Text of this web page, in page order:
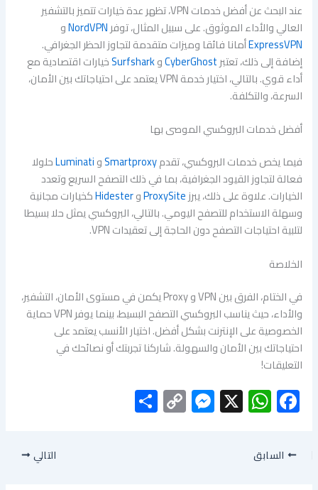
عند البحث عن أفضل خدمات VPN، تظهر عدة خيارات تتميز بالتشفير
العالي والأداء الموثوق. على سبيل المثال، توفرNordVPNو
ExpressVPNأمانا فائقا وميزات متقدمة لتجاوز الحظر الجغرافي.
إضافة إلى ذلك، تعتبرCyberGhostوSurfsharkخيارات اقتصادية مع
أداء قوي. بالتالي، اختيار خدمة VPN يعتمد على احتياجاتك بين الأمان،
السرعة، والتكلفة.
أفضل خدمات البروكسي الموصى بها
فيما يخص خدمات البروكسي، تقدمSmartproxyوLuminatiحلولا
فعالة لتجاوز القيود الجغرافية، بما في ذلك التصفح السريع وتعدد
الخيارات. علاوة على ذلك، يبرزProxySiteوHidesterكخيارات مجانية
وسهلة الاستخدام للتصفح اليومي. بالتالي، البروكسي يمثل حلا بسيطا
لتلبية احتياجات التصفح دون الحاجة إلى تعقيدات VPN.
الخلاصة
في الختام، الفرق بين VPN و Proxy يكمن في مستوى الأمان، التشفير،
والأداء، حيث يناسب البروكسي التصفح البسيط، بينما يوفر VPN حماية
الخصوصية على الإنترنت بشكل أفضل. اختيار الأنسب يعتمد على
احتياجاتك بين الأمان والسهولة. شاركنا تجربتك أو نصائحك في
التعليقات!
F
ac
e
b
W
h
X
M
es
C
o
السابق التالي